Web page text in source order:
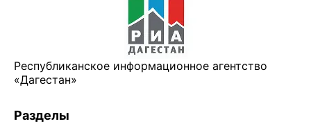
Республиканское информационное агентство
«Дагестан»
Разделы